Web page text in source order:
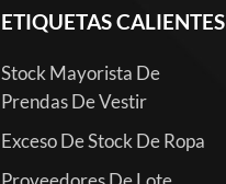
ETIQUETAS CALIENTES
Stock Mayorista De
Prendas De Vestir
Exceso De Stock De Ropa